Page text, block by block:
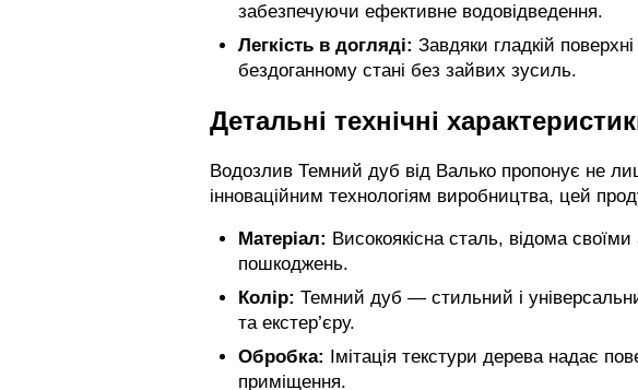
забезпечуючи ефективне водовідведення.
Легкість в догляді: Завдяки гладкій
бездоганному стані без зайвих зусиль.
Детальні технічні
Водозлив Темний дуб від Валько пропонує не
інноваційним технологіям виробництва, цей
Матеріал: Високоякісна сталь, відома
пошкоджень.
Колір: Темний дуб — стильний і
та екстер’єру.
Обробка: Імітація текстури дерева надає
приміщення.